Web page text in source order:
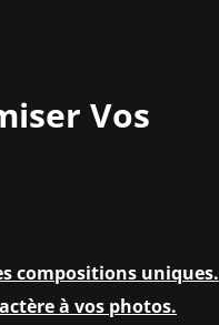
Vos
compositions uniques.
à vos photos.